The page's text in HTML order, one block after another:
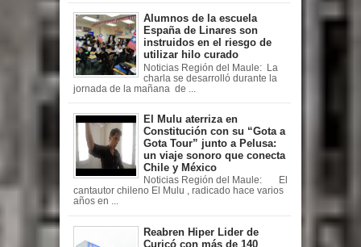
Alumnos de la escuela
España de Linares son
instruidos en el riesgo de
utilizar hilo curado
Noticias Región del Maule: La
charla se desarrolló durante la
jornada de la mañana de ...
El Mulu aterriza en
Constitución con su “Gota a
Gota Tour” junto a Pelusa:
un viaje sonoro que conecta
Chile y México
Noticias Región del Maule: El
cantautor chileno El Mulu , radicado hace varios
años en ...
Reabren Hiper Lider de
Curicó con más de 140